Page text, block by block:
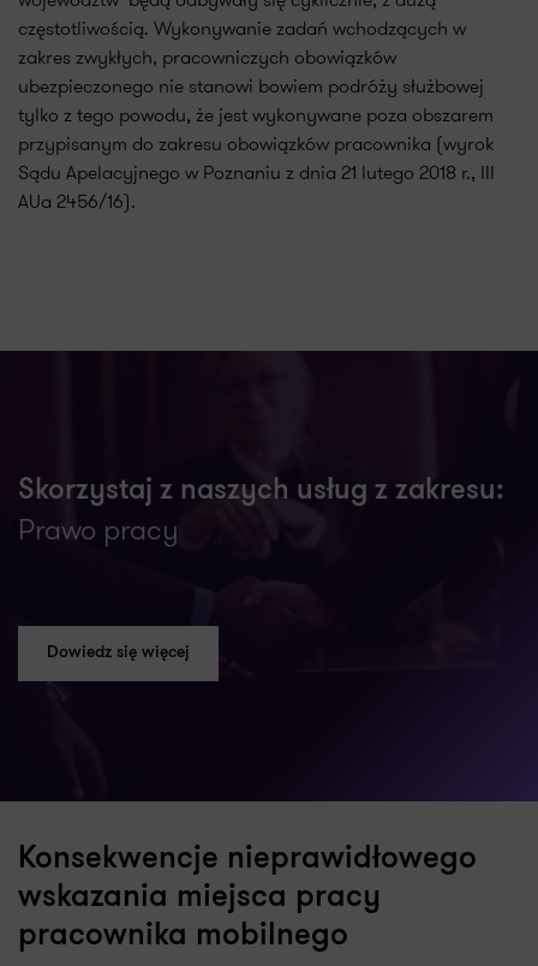
częstotliwością. Wykonywanie zadań wchodzących w
zakres zwykłych, pracowniczych obowiązków
ubezpieczonego nie stanowi bowiem podróży służbowej
tylko z tego powodu, że jest wykonywane poza obszarem
przypisanym do zakresu obowiązków pracownika (wyrok
Sądu Apelacyjnego w Poznaniu z dnia 21 lutego 2018 r., III
AUa 2456/16).
Skorzystaj z naszych usług z zakresu:
Prawo pracy
Dowiedz się więcej
Konsekwencje nieprawidłowego
wskazania miejsca pracy
pracownika mobilnego